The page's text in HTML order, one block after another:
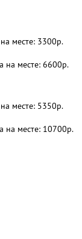
месте: 3300р.
на месте: 6600р.
месте: 5350р.
на месте: 10700р.